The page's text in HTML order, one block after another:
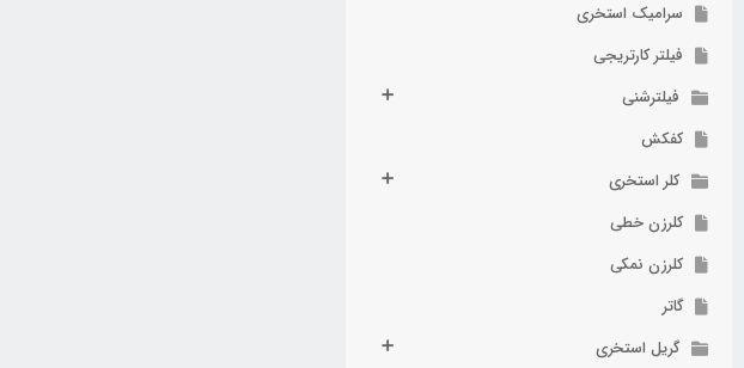
سرامیک استخری
فیلتر کارتریجی
فیلترشنی
کفکش
کلر استخری
کلرزن خطی
کلرزن نمکی
گاتر
گریل استخری